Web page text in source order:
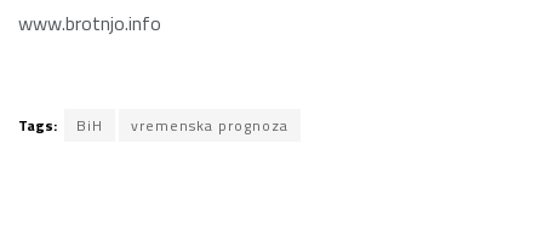
www.brotnjo.info
Tags: BiH vremenska prognoza